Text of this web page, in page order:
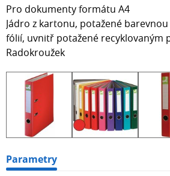
Pro dokumenty formátu A4
Jádro z kartonu, potažené
fólií, uvnitř potažené recyklovaným
Radokroužek
Parametry